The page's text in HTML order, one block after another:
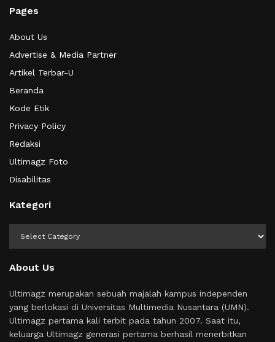
Pages
About Us
Advertise & Media Partner
Artikel Terbar-U
Beranda
Kode Etik
Privacy Policy
Redaksi
Ultimagz Foto
Disabilitas
Kategori
About Us
Ultimagz merupakan sebuah majalah kampus independen
yang berlokasi di Universitas Multimedia Nusantara (UMN).
Ultimagz pertama kali terbit pada tahun 2007. Saat itu,
keluarga Ultimagz generasi pertama berhasil menerbitkan